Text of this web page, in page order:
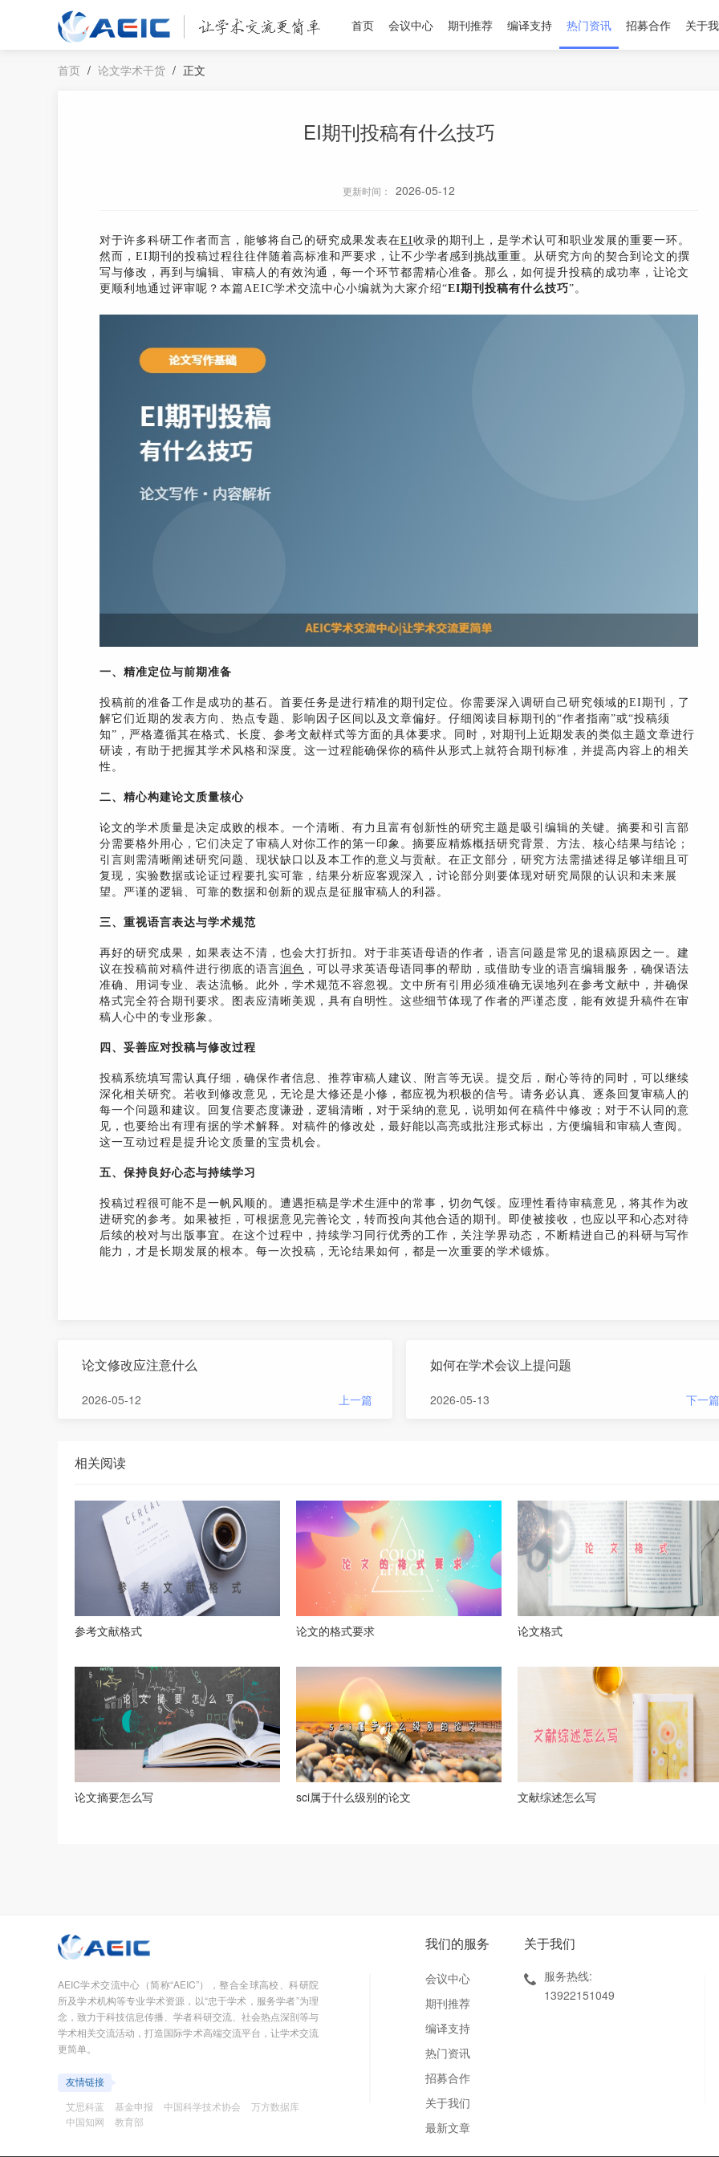
首页 会议中心 期刊推荐 编译支持 热门资讯 招募合作 关于
首页 / 论文学术干货 / 正文
EI期刊投稿有什么技巧
更新时间： 2026-05-12
对于许多科研工作者而言，能够将自己的研究成果发表在EI收录的期刊上，是学术认可和职业发展的重要一环。
然而，EI期刊的投稿过程往往伴随着高标准和严要求，让不少学者感到挑战重重。从研究方向的契合到论文的撰
写与修改，再到与编辑、审稿人的有效沟通，每一个环节都需精心准备。那么，如何提升投稿的成功率，让论文
更顺利地通过评审呢？本篇AEIC学术交流中心小编就为大家介绍“EI期刊投稿有什么技巧”。
一、精准定位与前期准备
投稿前的准备工作是成功的基石。首要任务是进行精准的期刊定位。你需要深入调研自己研究领域的EI期刊，了
解它们近期的发表方向、热点专题、影响因子区间以及文章偏好。仔细阅读目标期刊的“作者指南”或“投稿须
知”，严格遵循其在格式、长度、参考文献样式等方面的具体要求。同时，对期刊上近期发表的类似主题文章进行
研读，有助于把握其学术风格和深度。这一过程能确保你的稿件从形式上就符合期刊标准，并提高内容上的相关
性。
二、精心构建论文质量核心
论文的学术质量是决定成败的根本。一个清晰、有力且富有创新性的研究主题是吸引编辑的关键。摘要和引言部
分需要格外用心，它们决定了审稿人对你工作的第一印象。摘要应精炼概括研究背景、方法、核心结果与结论；
引言则需清晰阐述研究问题、现状缺口以及本工作的意义与贡献。在正文部分，研究方法需描述得足够详细且可
复现，实验数据或论证过程要扎实可靠，结果分析应客观深入，讨论部分则要体现对研究局限的认识和未来展
望。严谨的逻辑、可靠的数据和创新的观点是征服审稿人的利器。
三、重视语言表达与学术规范
再好的研究成果，如果表达不清，也会大打折扣。对于非英语母语的作者，语言问题是常见的退稿原因之一。建
议在投稿前对稿件进行彻底的语言润色 ，可以寻求英语母语同事的帮助，或借助专业的语言编辑服务，确保语法
准确、用词专业、表达流畅。此外，学术规范不容忽视。文中所有引用必须准确无误地列在参考文献中，并确保
格式完全符合期刊要求。图表应清晰美观，具有自明性。这些细节体现了作者的严谨态度，能有效提升稿件在审
稿人心中的专业形象。
四、妥善应对投稿与修改过程
投稿系统填写需认真仔细，确保作者信息、推荐审稿人建议、附言等无误。提交后，耐心等待的同时，可以继续
深化相关研究。若收到修改意见，无论是大修还是小修，都应视为积极的信号。请务必认真、逐条回复审稿人的
每一个问题和建议。回复信要态度谦逊，逻辑清晰，对于采纳的意见，说明如何在稿件中修改；对于不认同的意
见，也要给出有理有据的学术解释。对稿件的修改处，最好能以高亮或批注形式标出，方便编辑和审稿人查阅。
这一互动过程是提升论文质量的宝贵机会。
五、保持良好心态与持续学习
投稿过程很可能不是一帆风顺的。遭遇拒稿是学术生涯中的常事，切勿气馁。应理性看待审稿意见，将其作为改
进研究的参考。如果被拒，可根据意见完善论文，转而投向其他合适的期刊。即使被接收，也应以平和心态对待
后续的校对与出版事宜。在这个过程中，持续学习同行优秀的工作，关注学界动态，不断精进自己的科研与写作
能力，才是长期发展的根本。每一次投稿，无论结果如何，都是一次重要的学术锻炼。
论文修改应注意什么
2026-05-12 上一篇
如何在学术会议上提问题
2026-05-13 下一篇
相关阅读
参考文献格式 论文的格式要求 论文格式
论文摘要怎么写 sci属于什么级别的论文 文献综述怎么写
AEIC学术交流中心（简称“AEIC”），整合全球高校、科研院
所及学术机构等专业学术资源，以“忠于学术，服务学者”为理
念，致力于科技信息传播、学者科研交流、社会热点深剖等与
学术相关交流活动，打造国际学术高端交流平台，让学术交流
更简单。
友情链接
艾思科蓝
基金申报 中国科学技术协会
万方数据库
中国知网
教育部
我们的服务
会议中心
期刊推荐
编译支持
热门资讯
招募合作
关于我们
最新文章
关于我们
服务热线:
13922151049